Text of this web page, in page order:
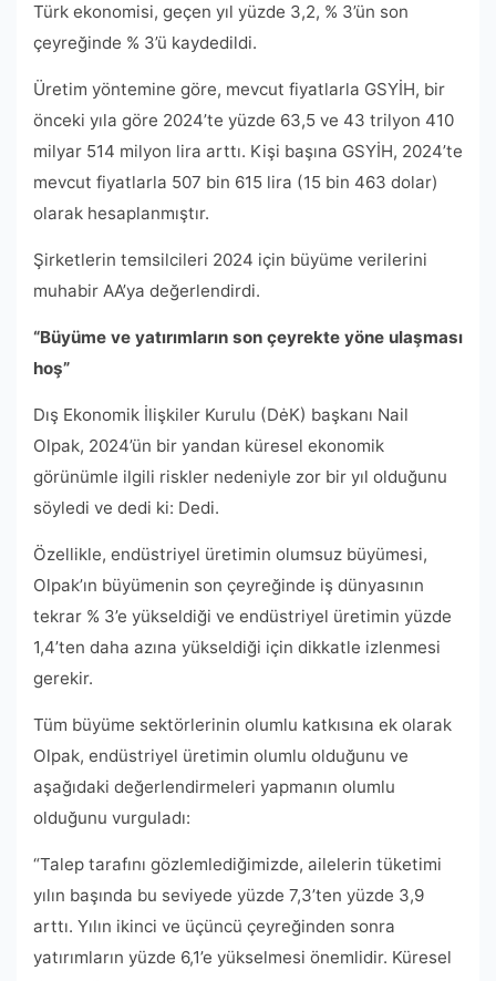
Türk ekonomisi, geçen yıl yüzde 3,2, % 3’ün son
çeyreğinde % 3’ü kaydedildi.
Üretim yöntemine göre, mevcut fiyatlarla GSYİH, bir
önceki yıla göre 2024’te yüzde 63,5 ve 43 trilyon 410
milyar 514 milyon lira arttı. Kişi başına GSYİH, 2024’te
mevcut fiyatlarla 507 bin 615 lira (15 bin 463 dolar)
olarak hesaplanmıştır.
Şirketlerin temsilcileri 2024 için büyüme verilerini
muhabir AA’ya değerlendirdi.
“Büyüme ve yatırımların son çeyrekte yöne ulaşması
hoş”
Dış Ekonomik İlişkiler Kurulu (DėK) başkanı Nail
Olpak, 2024’ün bir yandan küresel ekonomik
görünümle ilgili riskler nedeniyle zor bir yıl olduğunu
söyledi ve dedi ki: Dedi.
Özellikle, endüstriyel üretimin olumsuz büyümesi,
Olpak’ın büyümenin son çeyreğinde iş dünyasının
tekrar % 3’e yükseldiği ve endüstriyel üretimin yüzde
1,4’ten daha azına yükseldiği için dikkatle izlenmesi
gerekir.
Tüm büyüme sektörlerinin olumlu katkısına ek olarak
Olpak, endüstriyel üretimin olumlu olduğunu ve
aşağıdaki değerlendirmeleri yapmanın olumlu
olduğunu vurguladı:
“Talep tarafını gözlemlediğimizde, ailelerin tüketimi
yılın başında bu seviyede yüzde 7,3’ten yüzde 3,9
arttı. Yılın ikinci ve üçüncü çeyreğinden sonra
yatırımların yüzde 6,1’e yükselmesi önemlidir. Küresel